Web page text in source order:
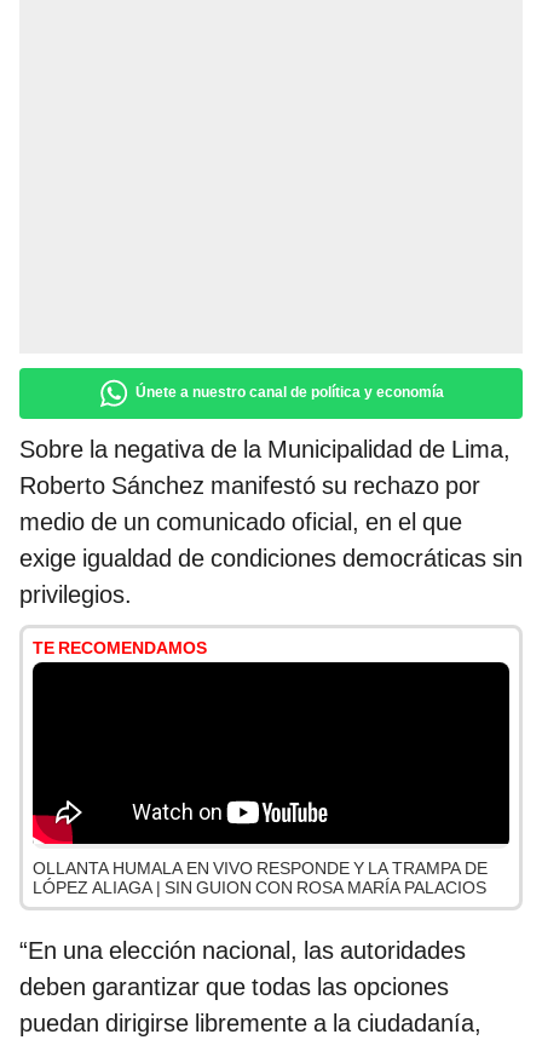
Únete a nuestro canal de política y economía
Sobre la negativa de la Municipalidad de Lima,
Roberto Sánchez manifestó su rechazo por
medio de un comunicado oficial, en el que
exige igualdad de condiciones democráticas sin
privilegios.
TE RECOMENDAMOS
OLLANTA HUMALA EN VIVO RESPONDE Y LA TRAMPA DE
LÓPEZ ALIAGA | SIN GUION CON ROSA MARÍA PALACIOS
“En una elección nacional, las autoridades
deben garantizar que todas las opciones
puedan dirigirse libremente a la ciudadanía,